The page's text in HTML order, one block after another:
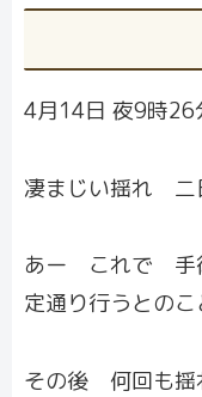
4月14日 夜9時
凄まじい揺れ
あー これで 手
定通り行うとのこ
その後 何回も